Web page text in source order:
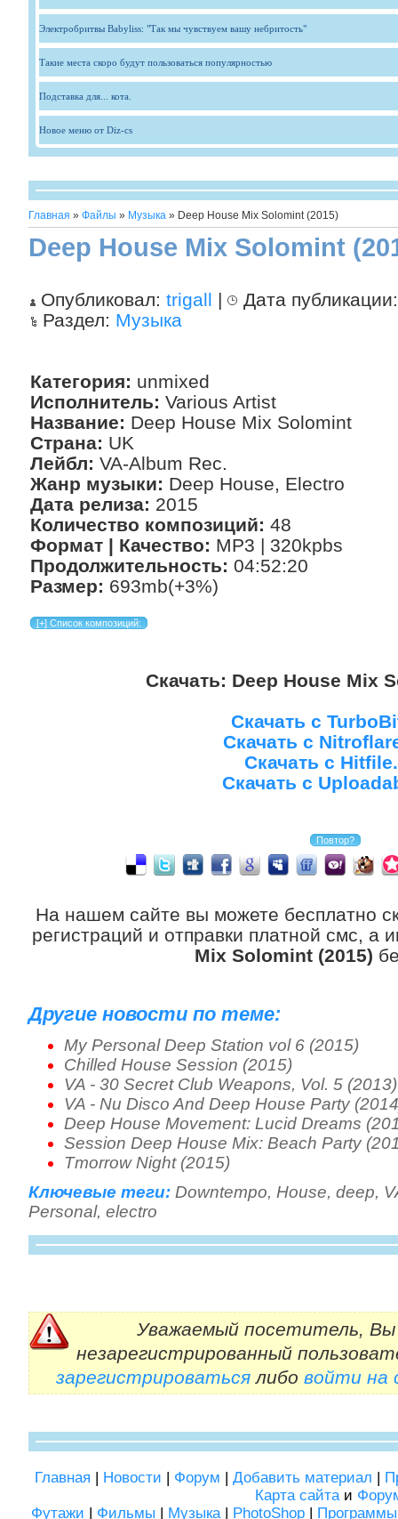
Электробритвы Babyliss: "Так мы чувствуем вашу небритость"
Такие места скоро будут пользоваться популярностью
Подставка для... кота.
Новое меню от Diz-cs
Главная » Файлы » Музыка » Deep House Mix Solomint (2015)
Deep House Mix Solomint
Опубликовал: trigall |
Дата
Раздел: Музыка
Категория: unmixed
Исполнитель: Various Artist
Название: Deep House Mix Solomint
Страна: UK
Лейбл: VA-Album Rec.
Жанр музыки: Deep House, Electro
Дата релиза: 2015
Количество композиций: 48
Формат | Качество: MP3 | 320kpbs
Продолжительность: 04:52:20
Размер: 693mb(+3%)
Скачать: Deep House Mix
Скачать с
Скачать с
Скачать с
Скачать с
На нашем сайте вы можете бесплатно
регистраций и отправки платной смс, а
Mix Solomint (2015)
Другие новости по теме:
My Personal Deep Station vol 6 (2015)
Chilled House Session (2015)
VA - 30 Secret Club Weapons, Vol. 5 (2013)
VA - Nu Disco And Deep House Party
Deep House Movement: Lucid Dreams
Session Deep House Mix: Beach Party
Tmorrow Night (2015)
Ключевые теги: Downtempo, House, deep,
Personal, electro
Уважаемый посетитель, Вы
незарегистрированный
зарегистрироватьсялибо войти на
Главная | Новости | Форум | Добавить материал |
Карта сайтаи
Футажи | Фильмы | Музыка| PhotoShop | Программы